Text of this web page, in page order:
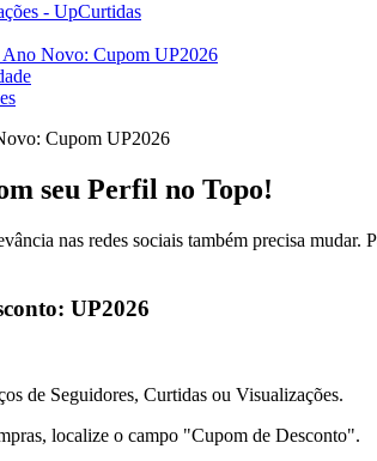
- UpCurtidas
Ano Novo: Cupom UP2026
Cupom UP2026
seu Perfil no Topo!
nas redes sociais também precisa mudar.
UP2026
de Seguidores, Curtidas ou Visualizações.
localize o campo "Cupom de Desconto".